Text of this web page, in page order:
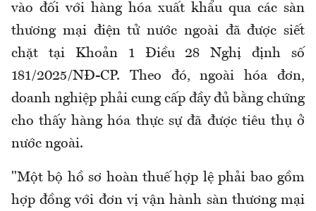
vào đối với hàng hóa xuất khẩu qua các sàn
thương mại điện tử nước ngoài đã được siết
chặt tại Khoản 1 Điều 28 Nghị định số
181/2025/NĐ-CP. Theo đó, ngoài hóa đơn,
doanh nghiệp phải cung cấp đầy đủ bằng chứng
cho thấy hàng hóa thực sự đã được tiêu thụ ở
nước ngoài.
"Một bộ hồ sơ hoàn thuế hợp lệ phải bao gồm
hợp đồng với đơn vị vận hành sàn thương mại